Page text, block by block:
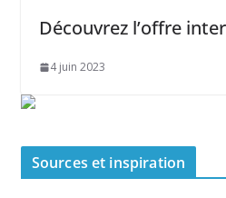
Découvrez l’offre
4 juin 2023
Sources et inspiration